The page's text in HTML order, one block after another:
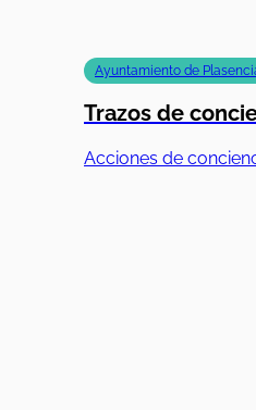
Ayuntamiento de
Trazos de
Acciones de